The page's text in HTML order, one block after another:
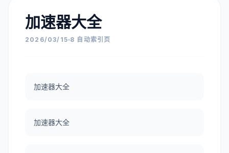
加速器大全
2026/03/15 8 自动索引页
加速器大全
加速器大全